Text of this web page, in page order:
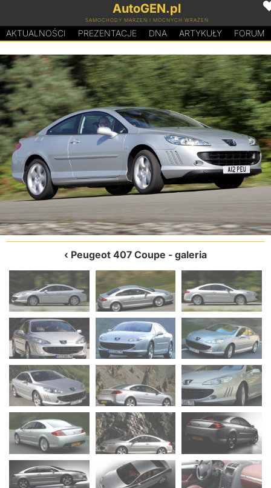
AutoGEN.pl
SAMOCHODY MARZEŃ I MOCNYCH WRAŻEŃ
AKTUALNOŚCI PREZENTACJE DNA ARTYKUŁY FORUM
Peugeot 407 Coupe - galeria